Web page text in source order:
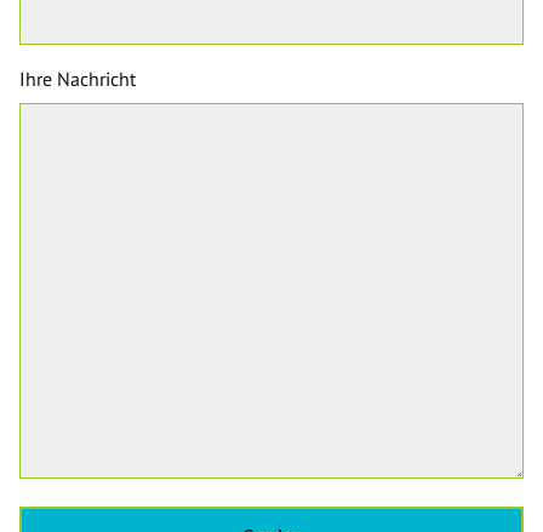
Ihre Nachricht